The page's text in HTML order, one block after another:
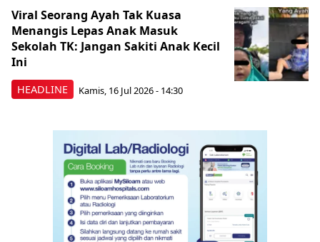
HEADLINE
Viral Seorang Ayah Tak Kuasa
Menangis Lepas Anak Masuk
Sekolah TK: Jangan Sakiti Anak Kecil
Ini
Kamis, 16 Jul 2026 - 14:30